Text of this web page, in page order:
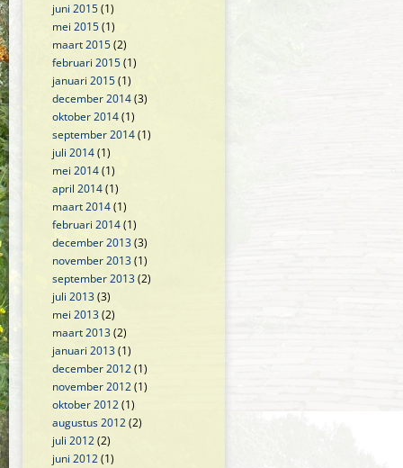
juni 2015(1)
mei 2015(1)
maart 2015(2)
februari 2015(1)
januari 2015(1)
december 2014(3)
oktober 2014(1)
september 2014(1)
juli 2014(1)
mei 2014(1)
april 2014(1)
maart 2014(1)
februari 2014(1)
december 2013(3)
november 2013(1)
september 2013(2)
juli 2013(3)
mei 2013(2)
maart 2013(2)
januari 2013(1)
december 2012(1)
november 2012(1)
oktober 2012(1)
augustus 2012(2)
juli 2012(2)
juni 2012(1)